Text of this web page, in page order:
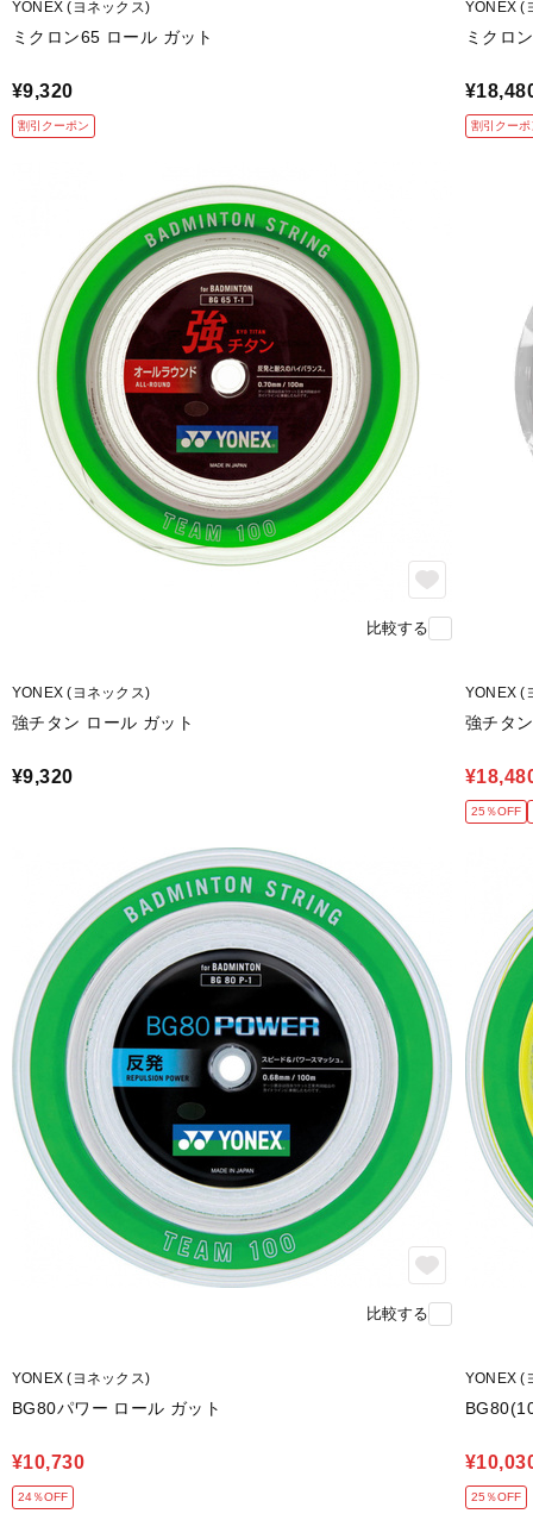
YONEX (ヨネックス)
ミクロン65 ロール ガット
¥9,320
割引クーポン
YONEX (
ミクロ
割引クーポ
比較する
YONEX (ヨネックス)
強チタン ロール ガット
¥9,320
YONEX (
強チタ
25％OFF
比較する
YONEX (ヨネックス)
BG80パワー ロール ガット
¥10,730
24％OFF
YONEX (
25％OFF